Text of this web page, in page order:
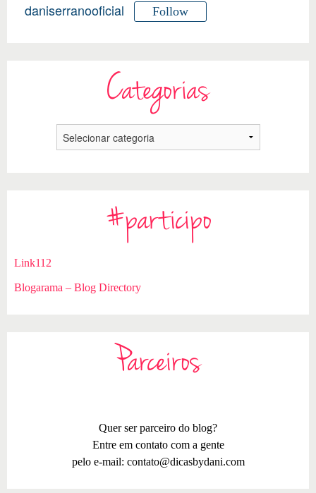
daniserranooficial Follow
Categorias
#participo
Link112
Blogarama – Blog Directory
Parceiros
Quer ser parceiro do blog?
Entre em contato com a gente
pelo e-mail: contato@dicasbydani.com